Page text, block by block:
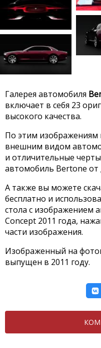
Галерея автомобиля
включает в себя 23
высокого качества.
По этим изображениям
внешним видом
и отличительные
автомобиль Bertone от
А также вы можете
бесплатно и
стола с изображением
Concept 2011 года,
части изображения.
Изображенный на
выпущен в 2011 году.